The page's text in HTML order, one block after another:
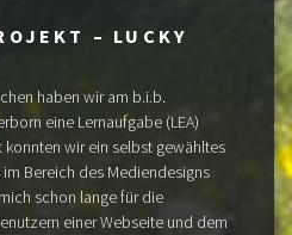
– LUCKY
haben wir am b.i.b.
eine Lernaufgabe (LEA)
wir ein selbst gewähltes
Bereich des Mediendesigns
schon lange für die
einer Webseite und dem